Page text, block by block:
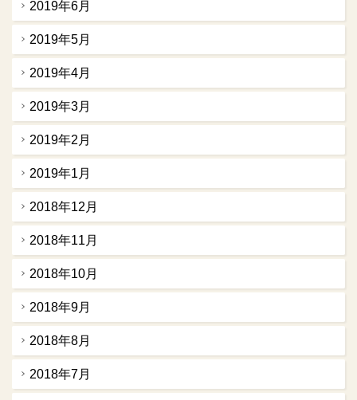
2019年6月
2019年5月
2019年4月
2019年3月
2019年2月
2019年1月
2018年12月
2018年11月
2018年10月
2018年9月
2018年8月
2018年7月